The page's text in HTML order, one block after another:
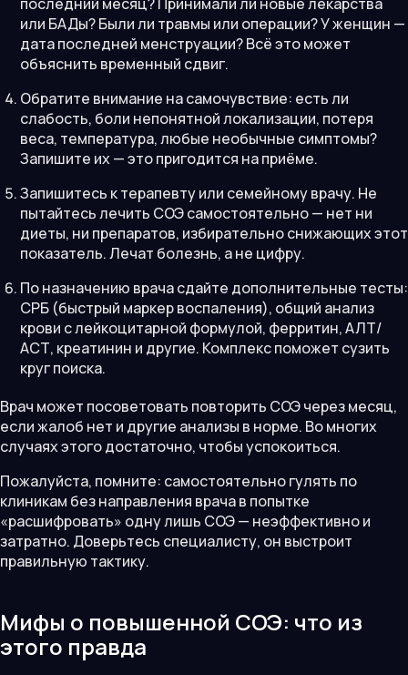
или БАДы? Были ли травмы или операции? У женщин —
дата последней менструации? Всё это может
объяснить временный сдвиг.
Обратите внимание на самочувствие: есть ли
слабость, боли непонятной локализации, потеря
веса, температура, любые необычные симптомы?
Запишите их — это пригодится на приёме.
Запишитесь к терапевту или семейному врачу. Не
пытайтесь лечить СОЭ самостоятельно — нет ни
диеты, ни препаратов, избирательно снижающих этот
показатель. Лечат болезнь, а не цифру.
По назначению врача сдайте дополнительные тесты:
СРБ (быстрый маркер воспаления), общий анализ
крови с лейкоцитарной формулой, ферритин, АЛТ/
АСТ, креатинин и другие. Комплекс поможет сузить
круг поиска.
Врач может посоветовать повторить СОЭ через месяц,
если жалоб нет и другие анализы в норме. Во многих
случаях этого достаточно, чтобы успокоиться.
Пожалуйста, помните: самостоятельно гулять по
клиникам без направления врача в попытке
«расшифровать» одну лишь СОЭ — неэффективно и
затратно. Доверьтесь специалисту, он выстроит
правильную тактику.
Мифы о повышенной СОЭ: что из
этого правда